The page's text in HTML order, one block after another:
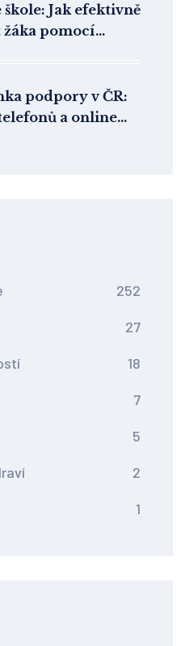
škole: Jak efektivně
pomocí
podpory v ČR:
a online
252
27
18
7
5
2
1